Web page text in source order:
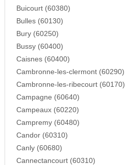
Buicourt (60380)
Bulles (60130)
Bury (60250)
Bussy (60400)
Caisnes (60400)
Cambronne-les-clermont (60290)
Cambronne-les-ribecourt (60170)
Campagne (60640)
Campeaux (60220)
Campremy (60480)
Candor (60310)
Canly (60680)
Cannectancourt (60310)